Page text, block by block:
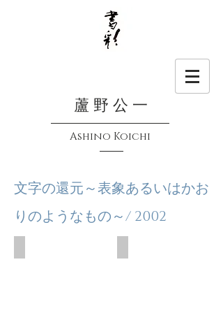
蘆 野 公 一
Ashino Koichi
文字の還元～表象あるいはかお
りのようなもの～/ 2002